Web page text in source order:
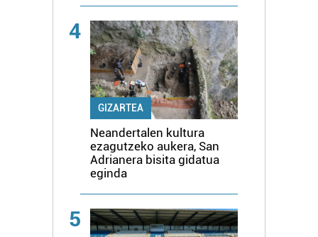
4
GIZARTEA
Neandertalen kultura
ezagutzeko aukera, San
Adrianera bisita gidatua
eginda
5